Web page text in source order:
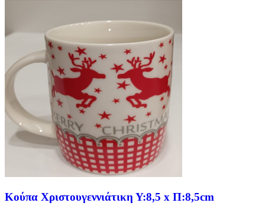
Κούπα Χριστουγεννιάτικη Υ:8,5 x Π:8,5cm